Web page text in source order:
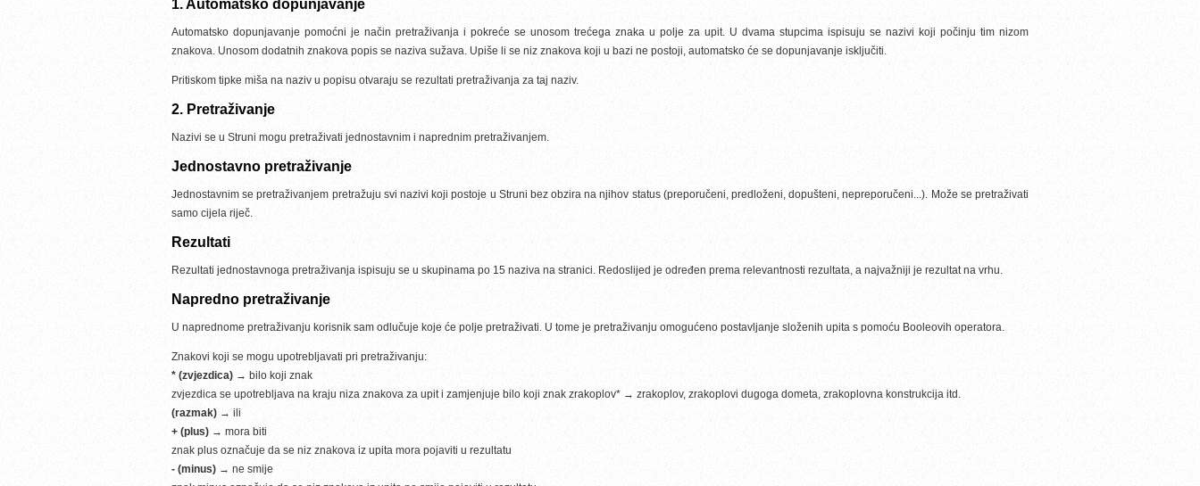
1. Automatsko dopunjavanje
Automatsko dopunjavanje pomoćni je način pretraživanja i pokreće se unosom trećega znaka u polje za upit. U dvama stupcima ispisuju se nazivi koji počinju tim nizom
znakova. Unosom dodatnih znakova popis se naziva sužava. Upiše li se niz znakova koji u bazi ne postoji, automatsko će se dopunjavanje isključiti.
Pritiskom tipke miša na naziv u popisu otvaraju se rezultati pretraživanja za taj naziv.
2. Pretraživanje
Nazivi se u Struni mogu pretraživati jednostavnim i naprednim pretraživanjem.
Jednostavno pretraživanje
Jednostavnim se pretraživanjem pretražuju svi nazivi koji postoje u Struni bez obzira na njihov status (preporučeni, predloženi, dopušteni, nepreporučeni...). Može se pretraživati
samo cijela riječ.
Rezultati
Rezultati jednostavnoga pretraživanja ispisuju se u skupinama po 15 naziva na stranici. Redoslijed je određen prema relevantnosti rezultata, a najvažniji je rezultat na vrhu.
Napredno pretraživanje
U naprednome pretraživanju korisnik sam odlučuje koje će polje pretraživati. U tome je pretraživanju omogućeno postavljanje složenih upita s pomoću Booleovih operatora.
Znakovi koji se mogu upotrebljavati pri pretraživanju:
* (zvjezdica) → bilo koji znak
zvjezdica se upotrebljava na kraju niza znakova za upit i zamjenjuje bilo koji znak zrakoplov* → zrakoplov, zrakoplovi dugoga dometa, zrakoplovna konstrukcija itd.
(razmak) → ili
+ (plus) → mora biti
znak plus označuje da se niz znakova iz upita mora pojaviti u rezultatu
- (minus) → ne smije